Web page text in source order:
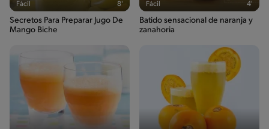
Fácil 8'
Secretos Para Preparar Jugo De
Mango Biche
Fácil 4'
Batido sensacional de naranja y
zanahoria